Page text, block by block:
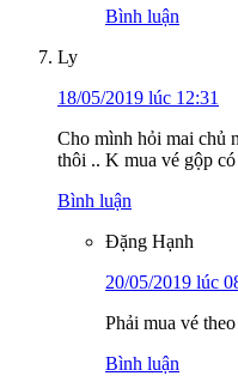
Bình luận
Ly
18/05/2019 lúc 12:31
Cho mình hỏi mai chủ
thôi .. K mua vé gộp
Bình luận
Đặng Hạnh
20/05/2019 lúc
Phải mua vé
Bình luận